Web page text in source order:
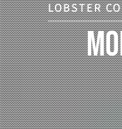
LOBSTER